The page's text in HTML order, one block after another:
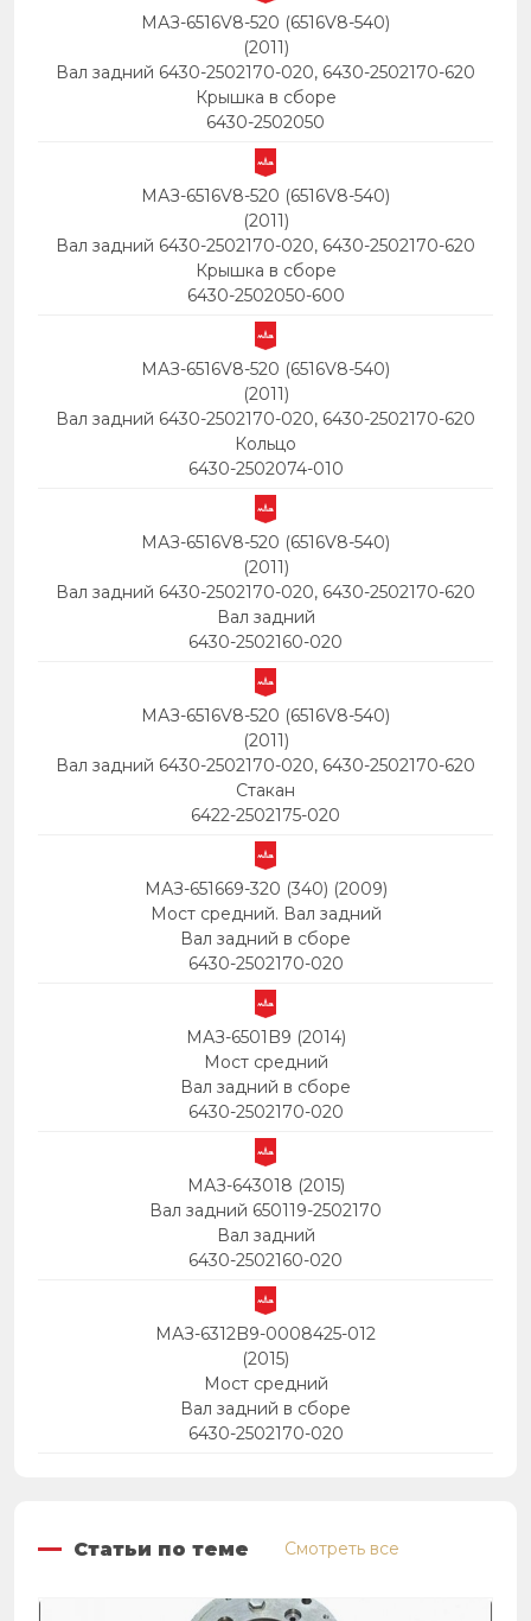
МАЗ-6516V8-520 (6516V8-540)
(2011)
Вал задний 6430-2502170-020, 6430-2502170-620
Крышка в сборе
6430-2502050
МАЗ-6516V8-520 (6516V8-540)
(2011)
Вал задний 6430-2502170-020, 6430-2502170-620
Крышка в сборе
6430-2502050-600
МАЗ-6516V8-520 (6516V8-540)
(2011)
Вал задний 6430-2502170-020, 6430-2502170-620
Кольцо
6430-2502074-010
МАЗ-6516V8-520 (6516V8-540)
(2011)
Вал задний 6430-2502170-020, 6430-2502170-620
Вал задний
6430-2502160-020
МАЗ-6516V8-520 (6516V8-540)
(2011)
Вал задний 6430-2502170-020, 6430-2502170-620
Стакан
6422-2502175-020
МАЗ-651669-320 (340) (2009)
Мост средний. Вал задний
Вал задний в сборе
6430-2502170-020
МАЗ-6501B9 (2014)
Мост средний
Вал задний в сборе
6430-2502170-020
МАЗ-643018 (2015)
Вал задний 650119-2502170
Вал задний
6430-2502160-020
МАЗ-6312B9-0008425-012
(2015)
Мост средний
Вал задний в сборе
6430-2502170-020
Статьи по теме Смотреть все